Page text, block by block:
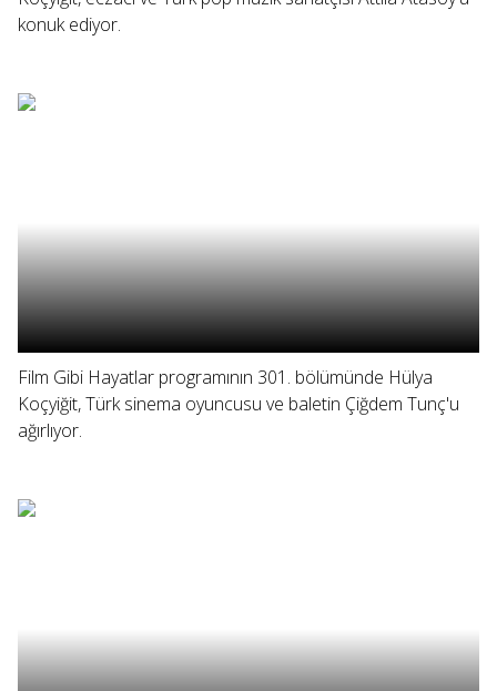
konuk ediyor.
Film Gibi Hayatlar programının 301. bölümünde Hülya
Koçyiğit, Türk sinema oyuncusu ve baletin Çiğdem Tunç'u
ağırlıyor.